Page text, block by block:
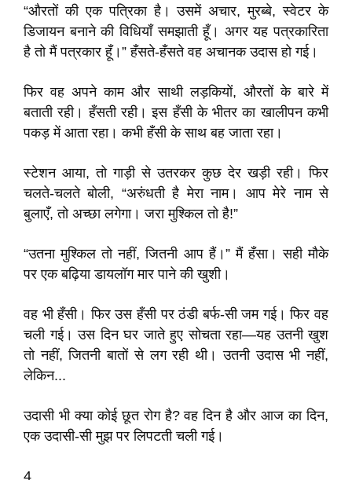
“औरतों की एक पत्रिका है। उसमें अचार, मुरब्बे, स्वेटर के
डिजायन बनाने की विधियाँ समझाती हूँ। अगर यह पत्रकारिता
है तो मैं पत्रकार हूँ।” हँसते-हँसते वह अचानक उदास हो गई।
फिर वह अपने काम और साथी लड़कियों, औरतों के बारे में
बताती रही। हँसती रही। इस हँसी के भीतर का खालीपन कभी
पकड़ में आता रहा। कभी हँसी के साथ बह जाता रहा।
स्टेशन आया, तो गाड़ी से उतरकर कुछ देर खड़ी रही। फिर
चलते-चलते बोली, “अरुंधती है मेरा नाम। आप मेरे नाम से
बुलाएँ, तो अच्छा लगेगा। जरा मुश्किल तो है!”
“उतना मुश्किल तो नहीं, जितनी आप हैं।” मैं हँसा। सही मौके
पर एक बढ़िया डायलॉग मार पाने की खुशी।
वह भी हँसी। फिर उस हँसी पर ठंडी बर्फ-सी जम गई। फिर वह
चली गई। उस दिन घर जाते हुए सोचता रहा—यह उतनी खुश
तो नहीं, जितनी बातों से लग रही थी। उतनी उदास भी नहीं,
लेकिन...
उदासी भी क्या कोई छूत रोग है? वह दिन है और आज का दिन,
एक उदासी-सी मुझ पर लिपटती चली गई।
4